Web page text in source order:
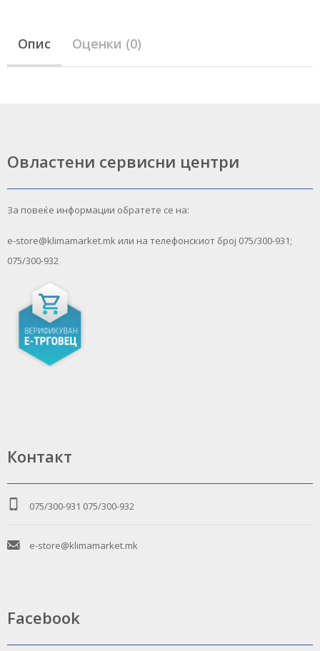
Опис Оценки (0)
Овластени сервисни центри
За повеќе информации обратете се на:
e-store@klimamarket.mk или на телефонскиот број 075/300-931;
075/300-932
Контакт
075/300-931 075/300-932
e-store@klimamarket.mk
Facebook